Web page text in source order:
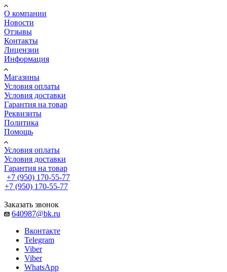
О компании
Новости
Отзывы
Контакты
Лицензии
Информация
Магазины
Условия оплаты
Условия доставки
Гарантия на товар
Реквизиты
Политика
Помощь
Условия оплаты
Условия доставки
Гарантия на товар
+7 (950) 170-55-77
+7 (950) 170-55-77
Заказать звонок
640987@bk.ru
Вконтакте
Telegram
Viber
Viber
WhatsApp